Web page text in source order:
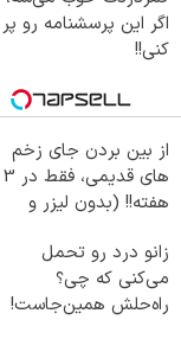
اگر این پرسشنامه رو پر
کنی!!
از بین بردن جای زخم
های قدیمی، فقط در 3
هفته!! (بدون لیزر و
زانو درد رو تحمل
می‌کنی که چی؟
راه‌حلش همین‌جاست!